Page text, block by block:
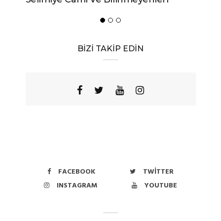
BİZİ TAKİP EDİN
FACEBOOK
TWITTER
INSTAGRAM
YOUTUBE